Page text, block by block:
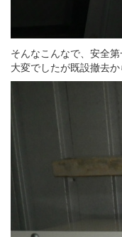
そんなこんなで、安全
大変でしたが既設撤去か